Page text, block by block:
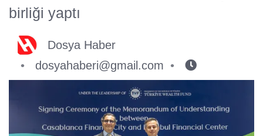
birliği yaptı
Dosya Haber
dosyahaberi@gmail.com